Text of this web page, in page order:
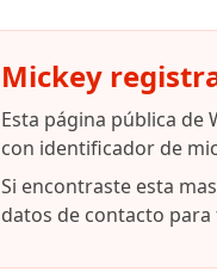
Mickey
Esta página pública
con identificador de
Si encontraste esta
datos de contacto